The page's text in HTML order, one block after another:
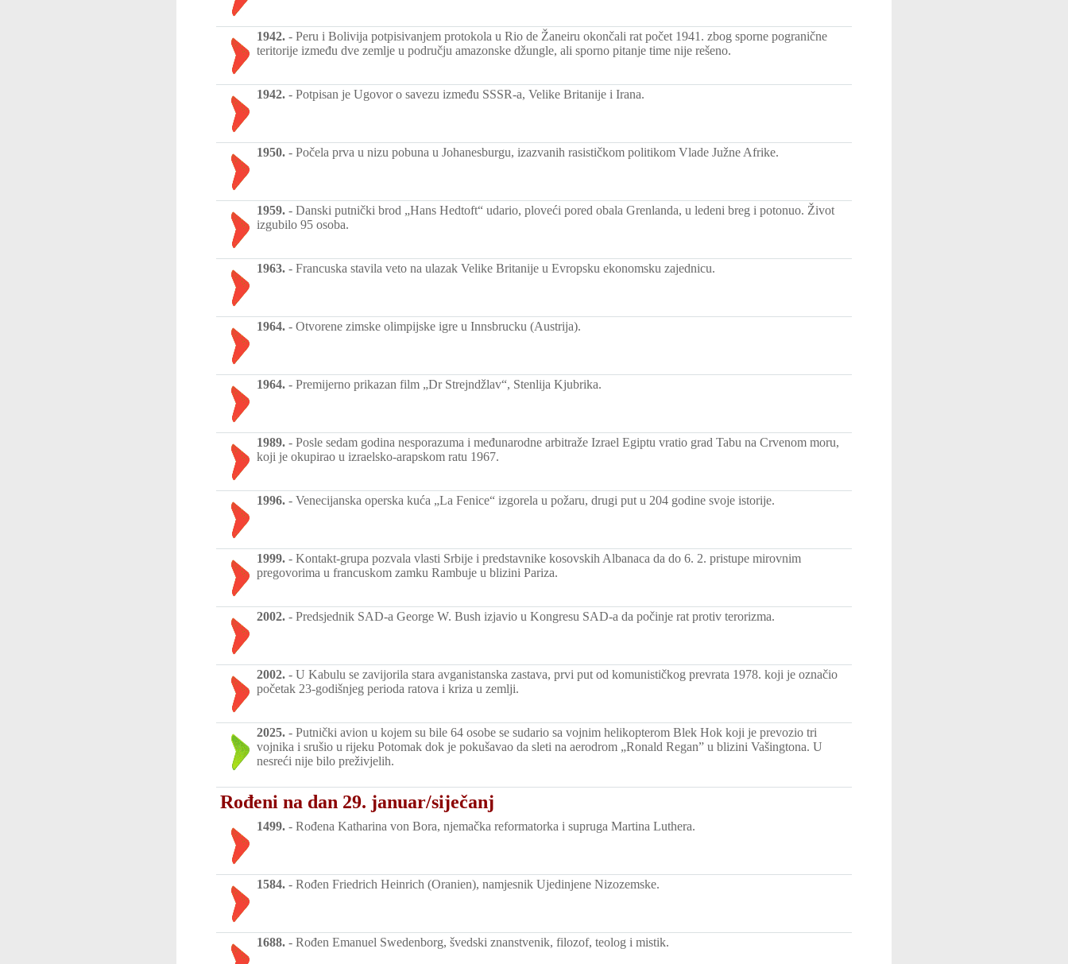
1942. - Peru i Bolivija potpisivanjem protokola u Rio de Žaneiru okončali rat počet 1941. zbog sporne pogranične
teritorije između dve zemlje u području amazonske džungle, ali sporno pitanje time nije rešeno.
1942. - Potpisan je Ugovor o savezu između SSSR-a, Velike Britanije i Irana.
1950. - Počela prva u nizu pobuna u Johanesburgu, izazvanih rasističkom politikom Vlade Južne Afrike.
1959. - Danski putnički brod „Hans Hedtoft“ udario, ploveći pored obala Grenlanda, u ledeni breg i potonuo. Život
izgubilo 95 osoba.
1963. - Francuska stavila veto na ulazak Velike Britanije u Evropsku ekonomsku zajednicu.
1964. - Otvorene zimske olimpijske igre u Innsbrucku (Austrija).
1964. - Premijerno prikazan film „Dr Strejndžlav“, Stenlija Kjubrika.
1989. - Posle sedam godina nesporazuma i međunarodne arbitraže Izrael Egiptu vratio grad Tabu na Crvenom moru,
koji je okupirao u izraelsko-arapskom ratu 1967.
1996. - Venecijanska operska kuća „La Fenice“ izgorela u požaru, drugi put u 204 godine svoje istorije.
1999. - Kontakt-grupa pozvala vlasti Srbije i predstavnike kosovskih Albanaca da do 6. 2. pristupe mirovnim
pregovorima u francuskom zamku Rambuje u blizini Pariza.
2002. - Predsjednik SAD-a George W. Bush izjavio u Kongresu SAD-a da počinje rat protiv terorizma.
2002. - U Kabulu se zavijorila stara avganistanska zastava, prvi put od komunističkog prevrata 1978. koji je označio
početak 23-godišnjeg perioda ratova i kriza u zemlji.
2025. - Putnički avion u kojem su bile 64 osobe se sudario sa vojnim helikopterom Blek Hok koji je prevozio tri
vojnika i srušio u rijeku Potomak dok je pokušavao da sleti na aerodrom „Ronald Regan” u blizini Vašingtona. U
nesreći nije bilo preživjelih.
Rođeni na dan 29. januar/siječanj
1499. - Rođena Katharina von Bora, njemačka reformatorka i supruga Martina Luthera.
1584. - Rođen Friedrich Heinrich (Oranien), namjesnik Ujedinjene Nizozemske.
1688. - Rođen Emanuel Swedenborg, švedski znanstvenik, filozof, teolog i mistik.